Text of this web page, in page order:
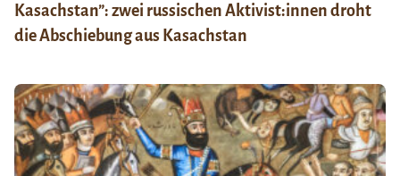
Kasachstan”: zwei russischen Aktivist:innen droht
die Abschiebung aus Kasachstan